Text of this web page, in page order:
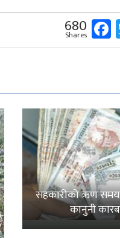
680
Shares
सहकारीको ऋण
कानुनी